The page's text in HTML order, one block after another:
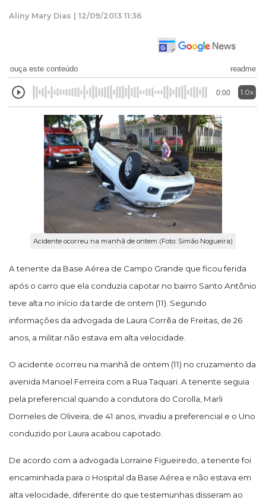
Aliny Mary Dias | 12/09/2013 11:36
ouça este conteúdo readme
0:00 1.0x
Acidente ocorreu na manhã de ontem (Foto: Simão Nogueira)
A tenente da Base Aérea de Campo Grande que ficou ferida
após o carro que ela conduzia capotar no bairro Santo Antônio
teve alta no início da tarde de ontem (11). Segundo
informações da advogada de Laura Corrêa de Freitas, de 26
anos, a militar não estava em alta velocidade.
O acidente ocorreu na manhã de ontem (11) no cruzamento da
avenida Manoel Ferreira com a Rua Taquari. A tenente seguia
pela preferencial quando a condutora do Corolla, Marli
Dorneles de Oliveira, de 41 anos, invadiu a preferencial e o Uno
conduzido por Laura acabou capotado.
De acordo com a advogada Lorraine Figueiredo, a tenente foi
encaminhada para o Hospital da Base Aérea e não estava em
alta velocidade, diferente do que testemunhas disseram ao